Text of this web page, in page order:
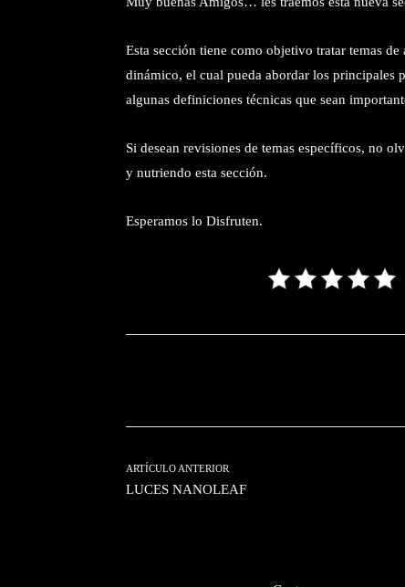
Esta sección tiene como objetivo tratar temas
dinámico, el cual pueda abordar los principales
algunas definiciones técnicas que sean
Si desean revisiones de temas específicos, no
y nutriendo esta sección.
Esperamos lo Disfruten.
ARTÍCULO ANTERIOR
LUCES NANOLEAF